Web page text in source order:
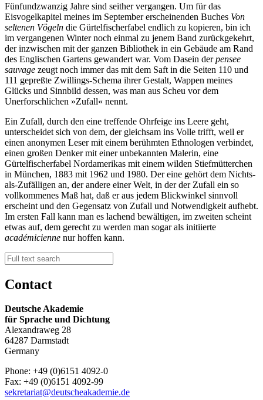
Fünfundzwanzig Jahre sind seither vergangen. Um für das
Eisvogelkapitel meines im September erscheinenden Buches Von
seltenen Vögeln die Gürtelfischerfabel endlich zu kopieren, bin ich
im vergangenen Winter noch einmal zu jenem Band zurückgekehrt,
der inzwischen mit der ganzen Bibliothek in ein Gebäude am Rand
des Englischen Gartens gewandert war. Vom Dasein derpensee
sauvage zeugt noch immer das mit dem Saft in die Seiten 110 und
111 gepreßte Zwillings-Schema ihrer Gestalt, Wappen meines
Glücks und Sinnbild dessen, was man aus Scheu vor dem
Unerforschlichen »Zufall« nennt.
Ein Zufall, durch den eine treffende Ohrfeige ins Leere geht,
unterscheidet sich von dem, der gleichsam ins Volle trifft, weil er
einen anonymen Leser mit einem berühmten Ethnologen verbindet,
einen großen Denker mit einer unbekannten Malerin, eine
Gürtelfischerfabel Nordamerikas mit einem wilden Stiefmütterchen
in München, 1883 mit 1962 und 1980. Der eine gehört dem Nichts-
als-Zufälligen an, der andere einer Welt, in der der Zufall ein so
vollkommenes Maß hat, daß er aus jedem Blickwinkel sinnvoll
erscheint und den Gegensatz von Zufall und Notwendigkeit aufhebt.
Im ersten Fall kann man es lachend bewältigen, im zweiten scheint
etwas auf, dem gerecht zu werden man sogar als initiierte
académicienne nur hoffen kann.
Contact
Deutsche Akademie
für Sprache und Dichtung
Alexandraweg 28
64287 Darmstadt
Germany
Phone: +49 (0)6151 4092-0
Fax: +49 (0)6151 4092-99
sekretariat@deutscheakademie.de